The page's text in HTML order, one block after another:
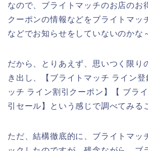
なので、ブライトマッチのお店のお
クーポンの情報などをブライトマッ
などでお知らせをしていないのかな
だから、とりあえず、思いつく限り
き出し、【ブライトマッチ ライン
ッチ ライン割引クーポン】【 ブラ
引セール】という感じで調べてみる
ただ、結構徹底的に、ブライトマッ